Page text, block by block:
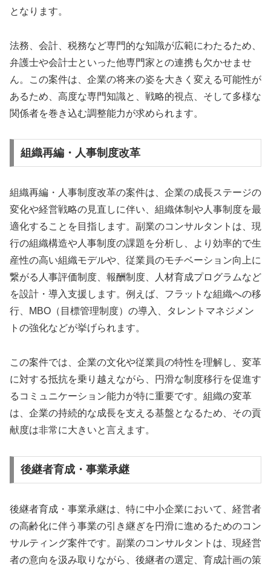
となります。
法務、会計、税務など専門的な知識が広範にわたるため、
弁護士や会計士といった他専門家との連携も欠かせませ
ん。この案件は、企業の将来の姿を大きく変える可能性が
あるため、高度な専門知識と、戦略的視点、そして多様な
関係者を巻き込む調整能力が求められます。
組織再編・人事制度改革
組織再編・人事制度改革の案件は、企業の成長ステージの
変化や経営戦略の見直しに伴い、組織体制や人事制度を最
適化することを目指します。副業のコンサルタントは、現
行の組織構造や人事制度の課題を分析し、より効率的で生
産性の高い組織モデルや、従業員のモチベーション向上に
繋がる人事評価制度、報酬制度、人材育成プログラムなど
を設計・導入支援します。例えば、フラットな組織への移
行、MBO（目標管理制度）の導入、タレントマネジメン
トの強化などが挙げられます。
この案件では、企業の文化や従業員の特性を理解し、変革
に対する抵抗を乗り越えながら、円滑な制度移行を促進す
るコミュニケーション能力が特に重要です。組織の変革
は、企業の持続的な成長を支える基盤となるため、その貢
献度は非常に大きいと言えます。
後継者育成・事業承継
後継者育成・事業承継は、特に中小企業において、経営者
の高齢化に伴う事業の引き継ぎを円滑に進めるためのコン
サルティング案件です。副業のコンサルタントは、現経営
者の意向を汲み取りながら、後継者の選定、育成計画の策